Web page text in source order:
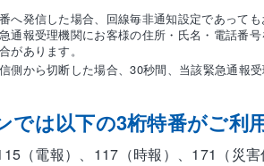
へ発信した場合、回線毎非通知設定であって
通報受理機関にお客様の住所・氏名・電話番
があります。
側から切断した場合、30秒間、当該緊急通報
では以下の3桁特番がご利
（電報）、117（時報）、171（災